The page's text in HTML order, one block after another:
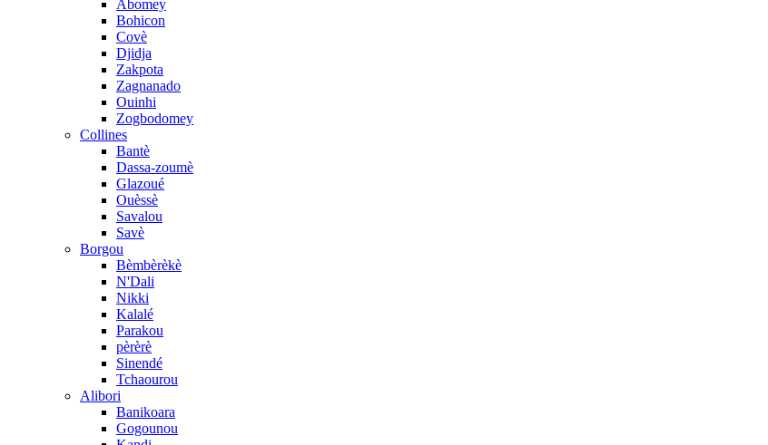
Abomey
Bohicon
Covè
Djidja
Zakpota
Zagnanado
Ouinhi
Zogbodomey
Collines
Bantè
Dassa-zoumè
Glazoué
Ouèssè
Savalou
Savè
Borgou
Bèmbèrèkè
N'Dali
Nikki
Kalalé
Parakou
pèrèrè
Sinendé
Tchaourou
Alibori
Banikoara
Gogounou